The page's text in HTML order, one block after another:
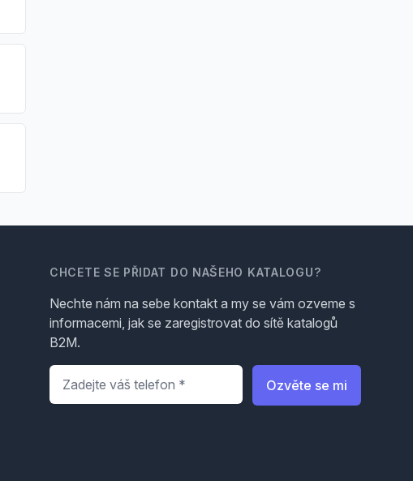
CHCETE SE PŘIDAT DO NAŠEHO KATALOGU?
Nechte nám na sebe kontakt a my se vám ozveme s
informacemi, jak se zaregistrovat do sítě katalogů
B2M.
Telefon
Ozvěte se mi